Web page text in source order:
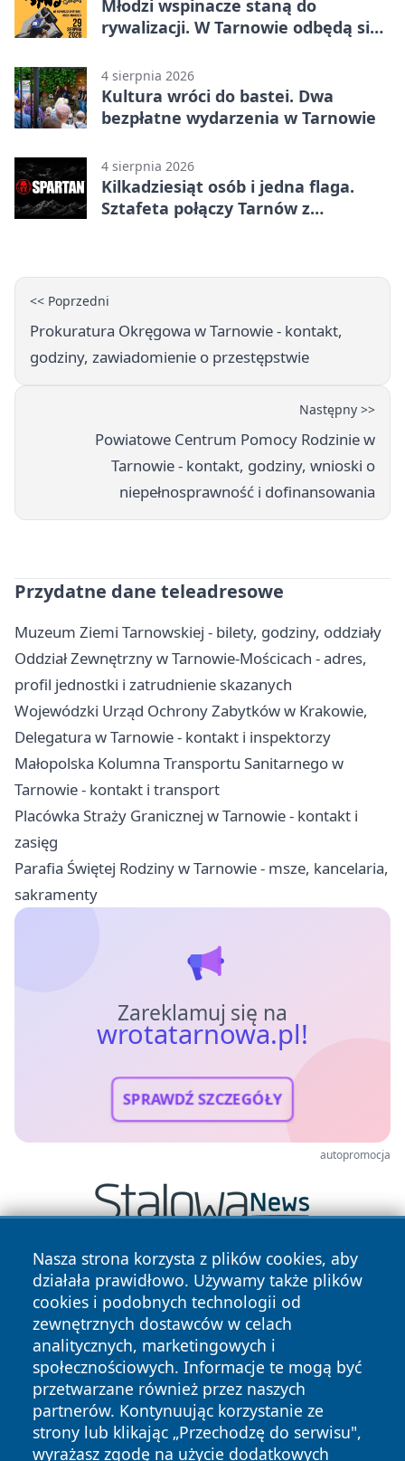
Młodzi wspinacze staną do
rywalizacji. W Tarnowie odbędą się
4 sierpnia 2026
Kultura wróci do bastei. Dwa
bezpłatne wydarzenia w Tarnowie
4 sierpnia 2026
Kilkadziesiąt osób i jedna flaga.
Sztafeta połączy Tarnów z
<< Poprzedni
Prokuratura Okręgowa w Tarnowie - kontakt,
godziny, zawiadomienie o przestępstwie
Następny >>
Powiatowe Centrum Pomocy Rodzinie w
Tarnowie - kontakt, godziny, wnioski o
niepełnosprawność i dofinansowania
Przydatne dane teleadresowe
Muzeum Ziemi Tarnowskiej - bilety, godziny, oddziały
Oddział Zewnętrzny w Tarnowie-Mościcach - adres,
profil jednostki i zatrudnienie skazanych
Wojewódzki Urząd Ochrony Zabytków w Krakowie,
Delegatura w Tarnowie - kontakt i inspektorzy
Małopolska Kolumna Transportu Sanitarnego w
Tarnowie - kontakt i transport
Placówka Straży Granicznej w Tarnowie - kontakt i
zasięg
Parafia Świętej Rodziny w Tarnowie - msze, kancelaria,
sakramenty
Zareklamuj się na
wrotatarnowa.pl!
SPRAWDŹ SZCZEGÓŁY
autopromocja
Nasza strona korzysta z plików cookies, aby
działała prawidłowo. Używamy także plików
cookies i podobnych technologii od
zewnętrznych dostawców w celach
analitycznych, marketingowych i
społecznościowych. Informacje te mogą być
przetwarzane również przez naszych
partnerów. Kontynuując korzystanie ze
strony lub klikając „Przechodzę do serwisu",
wyrażasz zgodę na użycie dodatkowych
Copyright © 2026 wrotatarnowa.pl Wszystkie prawa
zastrzeżone.
Polityka Polityka